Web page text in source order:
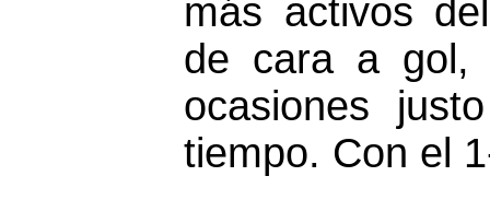
más activos
de cara a gol,
ocasiones
tiempo. Con el